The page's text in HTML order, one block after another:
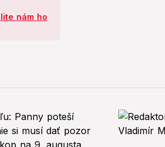
nám ho